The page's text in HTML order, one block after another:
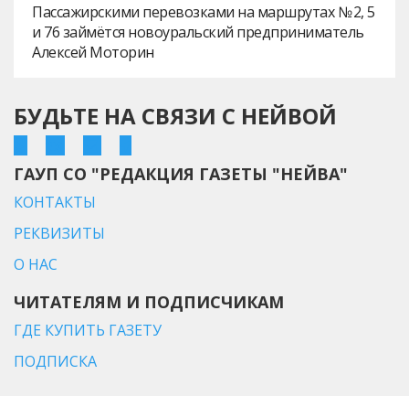
Пассажирскими перевозками на маршрутах № 2, 5
и 76 займётся новоуральский предприниматель
Алексей Моторин
БУДЬТЕ НА СВЯЗИ С НЕЙВОЙ
ГАУП СО "РЕДАКЦИЯ ГАЗЕТЫ "НЕЙВА"
КОНТАКТЫ
РЕКВИЗИТЫ
О НАС
ЧИТАТЕЛЯМ И ПОДПИСЧИКАМ
ГДЕ КУПИТЬ ГАЗЕТУ
ПОДПИСКА